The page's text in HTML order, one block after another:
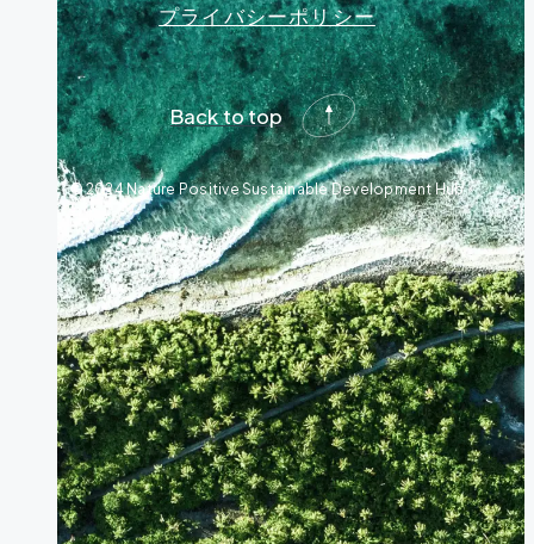
プライバシーポリシー
Back to top
© 2024 Nature Positive Sustainable Development Hub